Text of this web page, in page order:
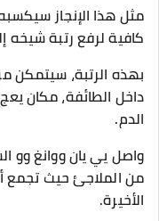
مثل هذا الإنجاز
كافية لرفع رتبة شيخه
بهذه الرتبة،
داخل الطائفة، مكان
الدم.
واصل يي يان ووانغ وو
من الملاجئ حيث تجمع
الأخيرة.